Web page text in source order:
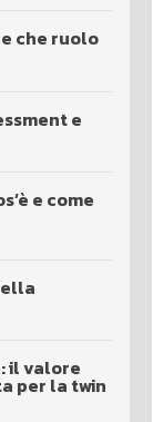
che ruolo
e
e come
il valore
per la twin